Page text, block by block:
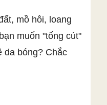
mồ hôi, loang
muốn "tống cút"
da bóng? Chắc